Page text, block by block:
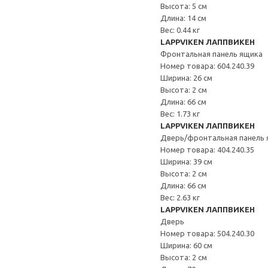
Высота: 5 см
Длина: 14 см
Вес: 0.44 кг
LAPPVIKEN ЛАППВИКЕН
Фронтальная панель ящика
Номер товара: 604.240.39
Ширина: 26 см
Высота: 2 см
Длина: 66 см
Вес: 1.73 кг
LAPPVIKEN ЛАППВИКЕН
Дверь/фронтальная панель
Номер товара: 404.240.35
Ширина: 39 см
Высота: 2 см
Длина: 66 см
Вес: 2.63 кг
LAPPVIKEN ЛАППВИКЕН
Дверь
Номер товара: 504.240.30
Ширина: 60 см
Высота: 2 см